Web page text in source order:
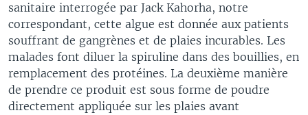
REPORTAGES
VOUS + NOUS
CARNET DE SANTÉ
L'AMÉRIQUE ET VOUS
DIALOGUE DES RELIGIONS
RM SHOW
SANGO
Langues
sanitaire interrogée par Jack Kahorha, notre
correspondant, cette algue est donnée aux patients
souffrant de gangrènes et de plaies incurables. Les
malades font diluer la spiruline dans des bouillies, en
remplacement des protéines. La deuxième manière
de prendre ce produit est sous forme de poudre
directement appliquée sur les plaies avant